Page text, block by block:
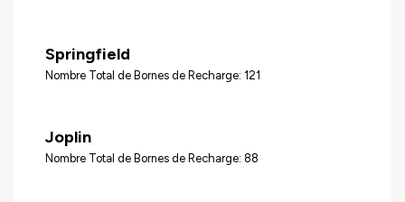
Springfield
Nombre Total de Bornes de Recharge: 121
Joplin
Nombre Total de Bornes de Recharge: 88